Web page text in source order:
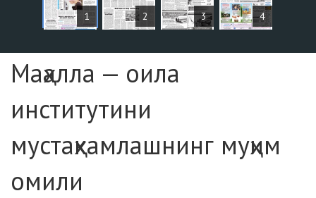
1 2 3 4
Sahifa №1
Маҳалла — оила
институтини
мустаҳкамлашнинг муҳим
омили